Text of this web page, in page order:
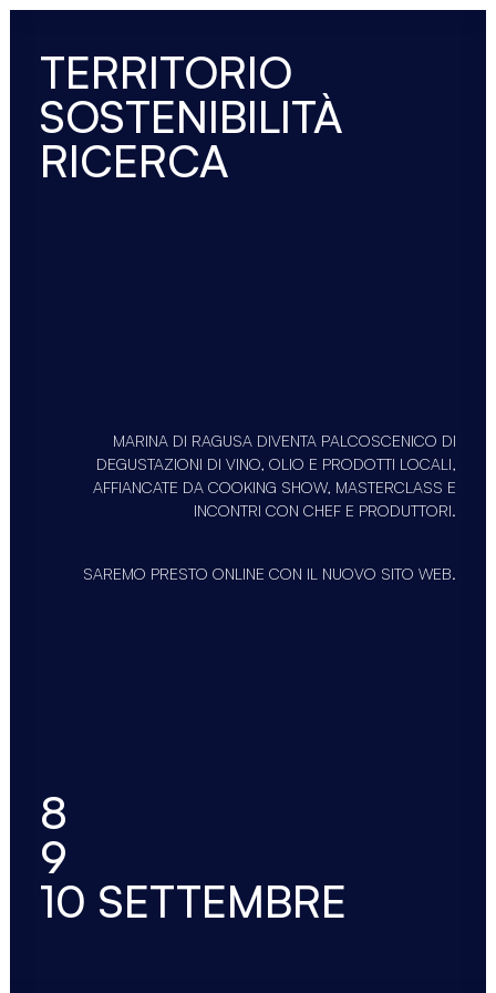
TERRITORIO
SOSTENIBILITÀ
RICERCA
MARINA DI RAGUSA DIVENTA PALCOSCENICO DI
DEGUSTAZIONI DI VINO, OLIO E PRODOTTI LOCALI,
AFFIANCATE DA COOKING SHOW, MASTERCLASS E
INCONTRI CON CHEF E PRODUTTORI.
SAREMO PRESTO ONLINE CON IL NUOVO SITO WEB.
8
9
10 SETTEMBRE